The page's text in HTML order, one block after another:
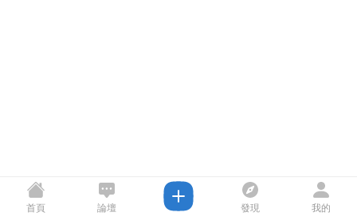
首頁 論壇 發現 我的